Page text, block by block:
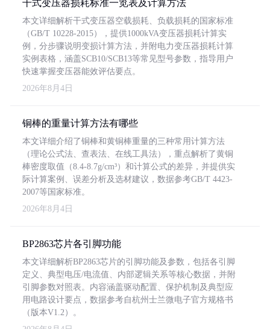
干式变压器损耗标准一览表及计算方法
本文详细解析干式变压器空载损耗、负载损耗的国家标准
（GB/T 10228-2015），提供1000kVA变压器损耗计算实
例，分步骤说明变损计算方法，并附电力变压器损耗计算
实例表格，涵盖SCB10/SCB13等常见型号参数，指导用户
快速掌握变压器能效评估要点。
2026年8月4日
铜棒的重量计算方法有哪些
本文详细介绍了铜棒和黄铜棒重量的三种常用计算方法
（理论公式法、查表法、在线工具法），重点解析了黄铜
棒密度取值（8.4-8.7g/cm³）和计算公式的差异，并提供实
际计算案例、误差分析及选材建议，数据参考GB/T 4423-
2007等国家标准。
2026年8月4日
BP2863芯片各引脚功能
本文详细解析BP2863芯片的引脚功能及参数，包括各引脚
定义、典型电压/电流值、内部逻辑关系等核心数据，并附
引脚参数对照表。内容涵盖驱动配置、保护机制及典型应
用电路设计要点，数据参考自杭州士兰微电子官方规格书
（版本V1.2）。